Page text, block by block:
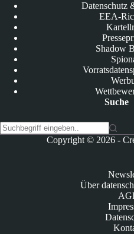
Datenschutz
EEA-
Shadow
Suche
Copyright © 2026 -
Über